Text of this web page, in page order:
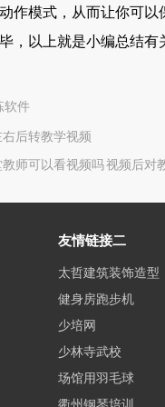
作模式，从而让你可以
以上就是小编总结有
软件
后转教学视频
师可以看视频吗 视频后对
友情链接二
太哲建筑装饰造型
健身房跑步机
少培网
少林寺武校
场馆用羽毛球
衢州钢琴培训